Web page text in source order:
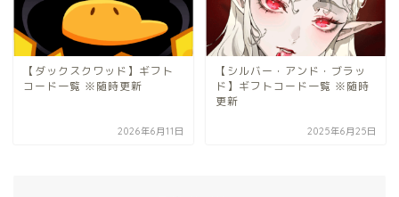
【ダックスクワッド】ギフト
コード一覧 ※随時更新
2026年6月11日
【シルバー・アンド・ブラッ
ド】ギフトコード一覧 ※随時
更新
2025年6月25日